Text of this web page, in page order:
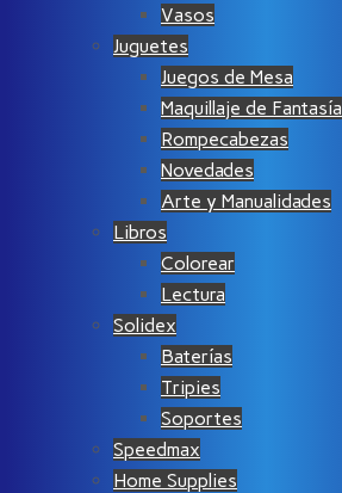
Vasos
Juguetes
Juegos de Mesa
Maquillaje de Fantasía
Rompecabezas
Novedades
Arte y Manualidades
Libros
Colorear
Lectura
Solidex
Baterías
Tripies
Soportes
Speedmax
Home Supplies